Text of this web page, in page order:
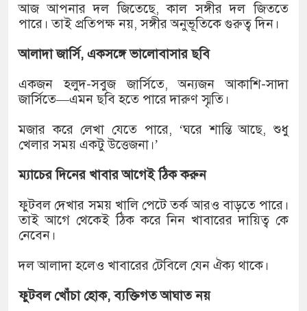
আজ আপনার দল জিতেছে, কাল সঙ্গীর দল জিততে
পারে। তাই প্রতিপক্ষ নয়, সঙ্গীর অনুভূতিকে গুরুত্ব দিন।
আলাদা জার্সি, একসঙ্গে ভালোবাসার ছবি
একজন হলুদ-সবুজ জার্সিতে, অন্যজন আকাশি-সাদা
জার্সিতে—এমন ছবি হতে পারে দারুণ স্মৃতি।
মজার করে লেখা যেতে পারে, ‘ঘরে শান্তি আছে, শুধু
খেলার সময় একটু উত্তেজনা।’
ম্যাচের দিনের খাবার আগেই ঠিক করুন
ফুটবল দেখার সময় খালি পেটে তর্ক আরও বাড়তে পারে।
তাই আগে থেকেই ঠিক করে নিন খাবারের দায়িত্ব কে
নেবেন।
দল আলাদা হলেও খাবারের টেবিলে যেন ঐক্য থাকে।
ফুটবল খোঁচা হোক, ব্যক্তিগত আঘাত নয়